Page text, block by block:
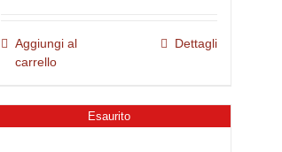
Aggiungi al
carrello
Dettagli
Esaurito